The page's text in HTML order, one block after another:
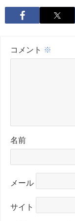
コメント ※
名前
メール
サイト